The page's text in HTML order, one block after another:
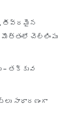
తీవ్రమైన
చెల్లింపు
– తక్కువ
సాధారణంగా